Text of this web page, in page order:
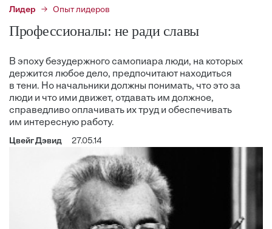
Лидер Опыт лидеров
Профессионалы: не ради славы
В эпоху безудержного самопиара люди, на которых
держится любое дело, предпочитают находиться
в тени. Но начальники должны понимать, что это за
люди и что ими движет, отдавать им должное,
справедливо оплачивать их труд и обеспечивать
им интересную работу.
Цвейг Дэвид 27.05.14